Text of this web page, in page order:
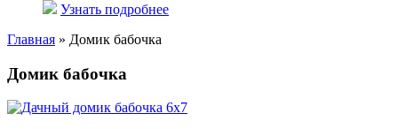
Узнать подробнее
Главная » Домик бабочка
Домик бабочка